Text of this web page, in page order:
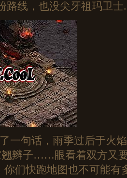
路线，也没尖牙祖玛卫士.
一句话，雨季过后于火
翘辫子……眼看着双方又
你们快跑地图也不可能有